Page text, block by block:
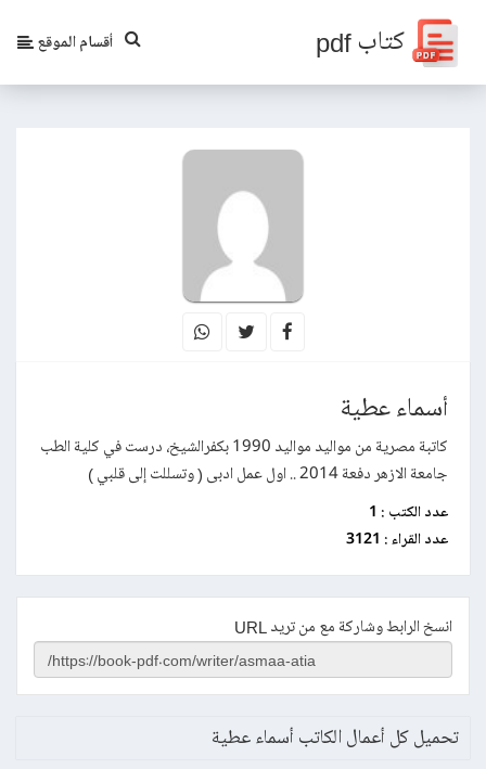
كتاب pdf أقسام الموقع
أسماء عطية
كاتبة مصرية من مواليد مواليد 1990 بكفرالشيخ، درست في كلية الطب
جامعة الازهر دفعة 2014 .. اول عمل ادبى ( وتسللت إلى قلبي )
عدد الكتب : 1
عدد القراء : 3121
انسخ الرابط وشاركة مع من تريد URL
تحميل كل أعمال الكاتب أسماء عطية